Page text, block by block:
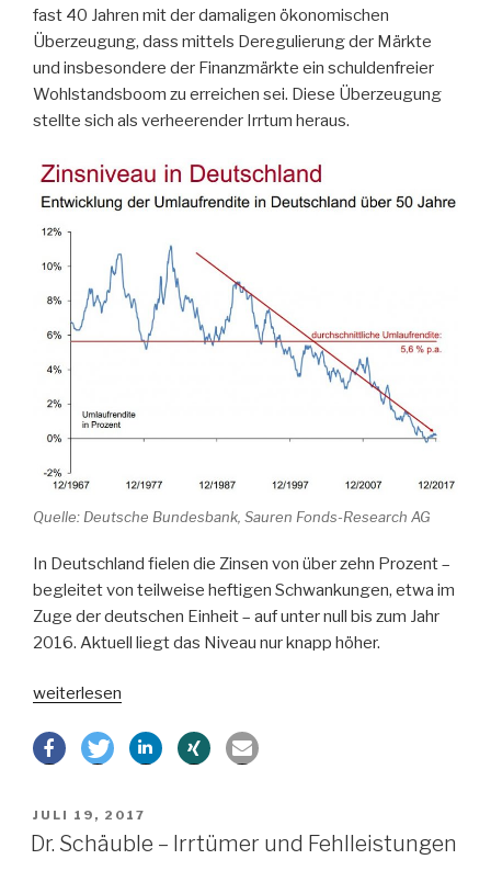
fast 40 Jahren mit der damaligen ökonomischen
Überzeugung, dass mittels Deregulierung der Märkte
und insbesondere der Finanzmärkte ein schuldenfreier
Wohlstandsboom zu erreichen sei. Diese Überzeugung
stellte sich als verheerender Irrtum heraus.
Quelle: Deutsche Bundesbank, Sauren Fonds-Research AG
In Deutschland fielen die Zinsen von über zehn Prozent –
begleitet von teilweise heftigen Schwankungen, etwa im
Zuge der deutschen Einheit – auf unter null bis zum Jahr
2016. Aktuell liegt das Niveau nur knapp höher.
„Bleiben
für
weiterlesen
VERÖFFENTLICHT
AM
JULI 19, 2017
Dr. Schäuble – Irrtümer und Fehlleistungen